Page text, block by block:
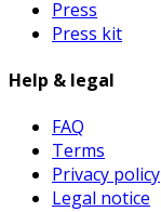
Press
Press kit
Help & legal
FAQ
Terms
Privacy policy
Legal notice